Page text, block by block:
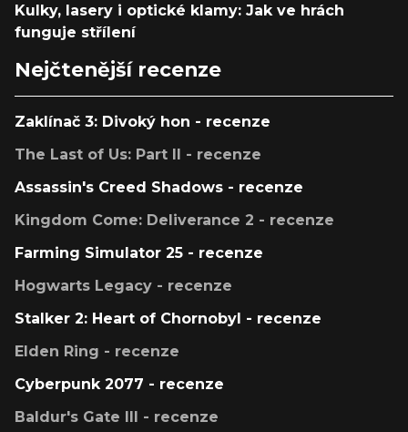
Kulky, lasery i optické klamy: Jak ve hrách
funguje střílení
Nejčtenější recenze
Zaklínač 3: Divoký hon - recenze
The Last of Us: Part II - recenze
Assassin's Creed Shadows - recenze
Kingdom Come: Deliverance 2 - recenze
Farming Simulator 25 - recenze
Hogwarts Legacy - recenze
Stalker 2: Heart of Chornobyl - recenze
Elden Ring - recenze
Cyberpunk 2077 - recenze
Baldur's Gate III - recenze